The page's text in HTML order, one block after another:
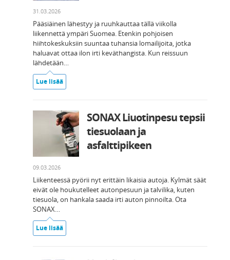
31.03.2026
Pääsiäinen lähestyy ja ruuhkauttaa tällä viikolla
liikennettä ympäri Suomea. Etenkin pohjoisen
hiihtokeskuksiin suuntaa tuhansia lomailijoita, jotka
haluavat ottaa ilon irti keväthangista. Kun reissuun
lähdetään…
Lue lisää
SONAX Liuotinpesu tepsii
tiesuolaan ja
asfalttipikeen
09.03.2026
Liikenteessä pyörii nyt erittäin likaisia autoja. Kylmät säät
eivät ole houkutelleet autonpesuun ja talvilika, kuten
tiesuola, on hankala saada irti auton pinnoilta. Ota
SONAX…
Lue lisää